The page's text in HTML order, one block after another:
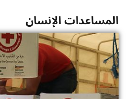
المساعدات الإنسان